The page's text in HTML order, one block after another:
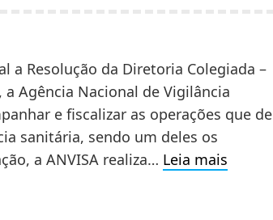
a Resolução da Diretoria Colegiada –
a Agência Nacional de Vigilância
e fiscalizar as operações que de
sanitária, sendo um deles os
a ANVISA realiza… Leia mais